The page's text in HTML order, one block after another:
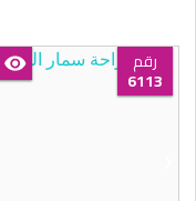
رقم
6113